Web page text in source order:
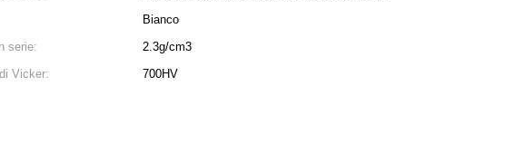
Bianco
serie:
2.3g/cm3
Vicker:
700HV